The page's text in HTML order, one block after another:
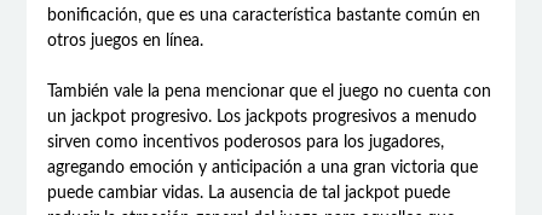
bonificación, que es una característica bastante común en
otros juegos en línea.
También vale la pena mencionar que el juego no cuenta con
un jackpot progresivo. Los jackpots progresivos a menudo
sirven como incentivos poderosos para los jugadores,
agregando emoción y anticipación a una gran victoria que
puede cambiar vidas. La ausencia de tal jackpot puede